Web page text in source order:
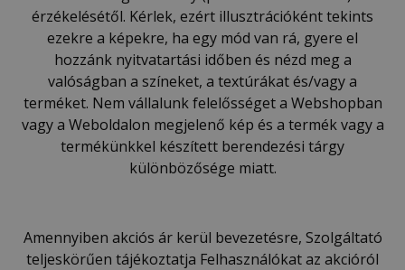
érzékelésétől. Kérlek, ezért illusztrációként tekints
ezekre a képekre, ha egy mód van rá, gyere el
hozzánk nyitvatartási időben és nézd meg a
valóságban a színeket, a textúrákat és/vagy a
terméket. Nem vállalunk felelősséget a Webshopban
vagy a Weboldalon megjelenő kép és a termék vagy a
termékünkkel készített berendezési tárgy
különbözősége miatt.
Amennyiben akciós ár kerül bevezetésre, Szolgáltató
teljeskörűen tájékoztatja Felhasználókat az akcióról